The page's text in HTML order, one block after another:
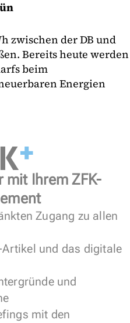
zwischen der DB und
Bereits heute werden
beim
Energien
mit Ihrem ZFK-
Zugang zu allen
und das digitale
und
mit den